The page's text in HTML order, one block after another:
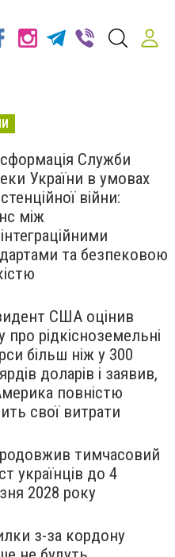
Служби
України в умовах
війни:
між
та безпековою
США оцінив
про рідкісноземельні
більш ніж у 300
доларів і заявив,
повністю
свої витрати
тимчасовий
українців до 4
2028 року
з-за кордону